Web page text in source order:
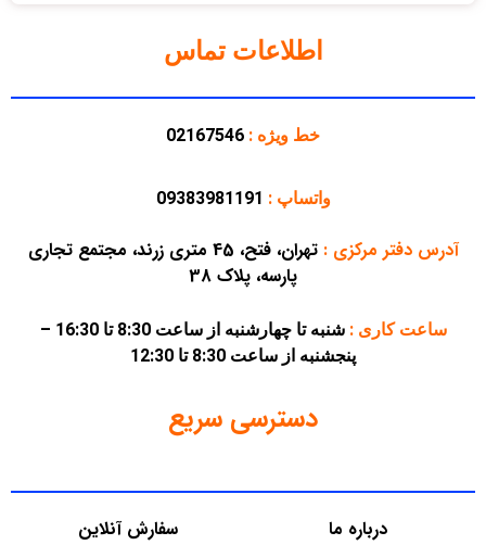
اطلاعات تماس
خط ویژه : 02167546
واتساپ : 09383981191
آدرس دفتر مرکزی:
تهران، فتح، 45 متری زرند، مجتمع تجاری
پارسه، پلاک 38
ساعت کاری :
شنبه تا چهارشنبه از ساعت 8:30 تا 16:30 –
پنجشنبه از ساعت 8:30 تا 12:30
دسترسی سریع
درباره ما
سفارش آنلاین